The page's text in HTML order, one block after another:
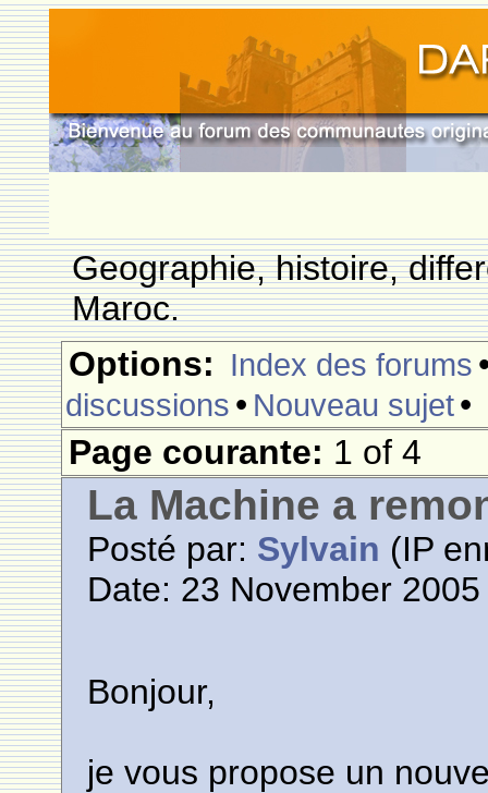
Geographie, histoire,
Maroc.
Options: Index des forums
discussions • Nouveau sujet•
Page courante: 1 of 4
La Machine a
Posté par: Sylvain (IP
Date: 23 November
Bonjour,
je vous propose un